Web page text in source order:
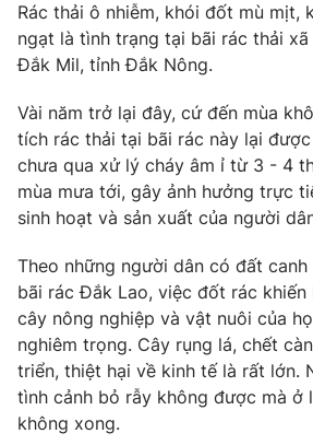
Thế giới đó đây
Câu chuyện quốc tế
Tài chính
Thị trường
Góc doanh nghiệp
Dữ liệu và đời sống
Truyền hình
Phim VTV
Hậu trường
Khán giả
Giải sao mai
Giải trí
Điện ảnh
Âm nhạc
Sao
Du lịch
Làm đẹp
Chất lượng cuộc sống
Giáo dục
Tuyển sinh
Học trực tuyến
Công nghệ
Hitech Công nghệ tương lai
Giao lưu trực tuyến
Rác thải ô nhiễm, khói đốt mù mịt,
ngạt là tình trạng tại bãi rác thải
Đắk Mil, tỉnh Đắk Nông.
Vài năm trở lại đây, cứ đến mùa
tích rác thải tại bãi rác này lại
chưa qua xử lý cháy âm ỉ từ 3 - 4
mùa mưa tới, gây ảnh hưởng trực
sinh hoạt và sản xuất của người
Theo những người dân có đất
bãi rác Đắk Lao, việc đốt rác khiến
cây nông nghiệp và vật nuôi của
nghiêm trọng. Cây rụng lá, chết
triển, thiệt hại về kinh tế là rất lớn.
tình cảnh bỏ rẫy không được mà ở
không xong.